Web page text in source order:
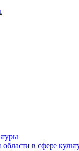
в сфере